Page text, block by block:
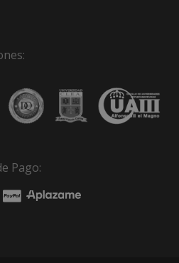
Pago: